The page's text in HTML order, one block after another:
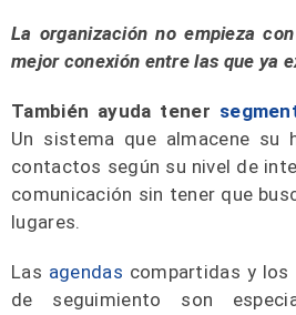
La organización no empieza
mejor conexión entre las que ya
También ayuda tener
Un sistema que almacene su
contactos según su nivel de
comunicación sin tener que
lugares.
Las agendas compartidas y
de seguimiento son